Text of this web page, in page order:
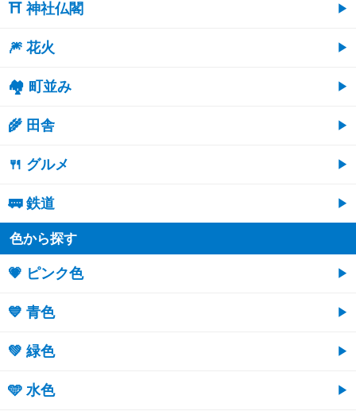
⛩ 神社仏閣
🎆 花火
🏘 町並み
🌾 田舎
🍴 グルメ
🚃 鉄道
色から探す
💗 ピンク色
💙 青色
💚 緑色
🩵 水色